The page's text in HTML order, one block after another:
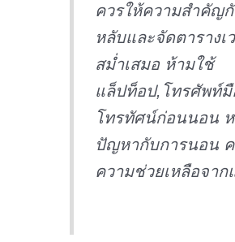
ควรให้ความสำคัญ
หลับและจัดตารางเ
สม่ำเสมอ ห้ามใช้
แล็ปท็อป,โทรศัพท์มื
โทรทัศน์ก่อนนอน ห
ปัญหากับการนอน
ความช่วยเหลือจาก